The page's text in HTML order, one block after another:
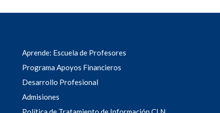
Aprende: Escuela de Profesores
Programa Apoyos Financieros
Desarrollo Profesional
Admisiones